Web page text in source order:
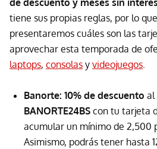
de descuento y meses sin
tiene sus propias reglas, por lo
presentaremos cuáles son las
aprovechar esta temporada de
laptops, consolas y videojuegos.
Banorte: 10% de descuento al
BANORTE24BS con tu tarjeta
acumular un mínimo de 2,500
Asimismo, podrás tener hasta